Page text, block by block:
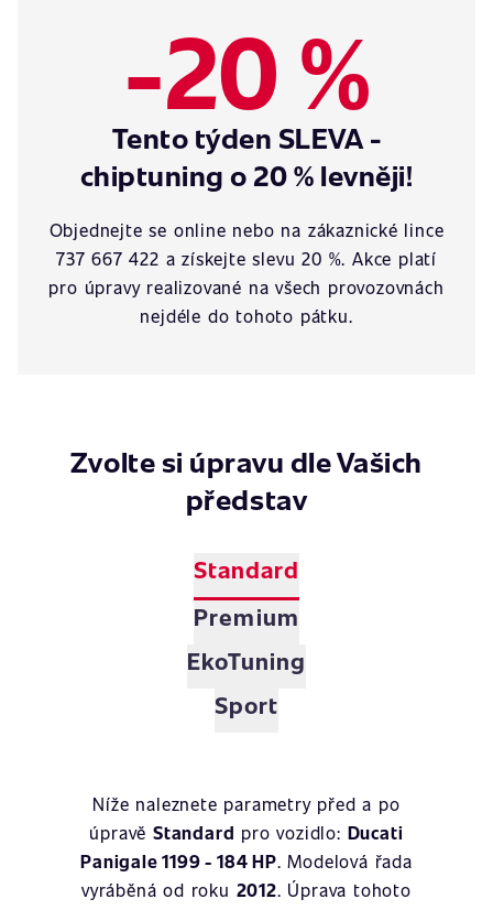
-20 %
Tento týden SLEVA -
chiptuning o 20 % levněji!
Objednejte se online nebo na zákaznické lince
737 667 422 a získejte slevu 20 %. Akce platí
pro úpravy realizované na všech provozovnách
nejdéle do tohoto pátku.
Zvolte si úpravu dle Vašich
představ
Standard
Premium
EkoTuning
Sport
Níže naleznete parametry před a po
úpravěStandard pro vozidlo: Ducati
Panigale 1199 - 184 HP. Modelová řada
vyráběná od roku 2012. Úprava tohoto